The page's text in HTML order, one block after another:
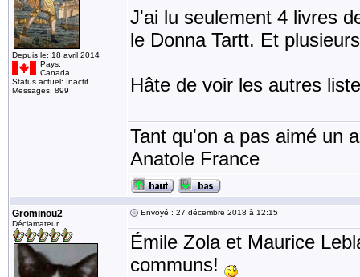
Depuis le: 18 avril 2014
Pays:
Canada
Status actuel: Inactif
Messages: 899
J'ai lu seulement 4 livres
le Donna Tartt. Et
Hâte de voir les autres
Tant qu'on a pas aimé un
Anatole France
Grominou2
Déclamateur
Envoyé : 27 décembre 2018 à 12:15
Émile Zola et Maurice
communs!